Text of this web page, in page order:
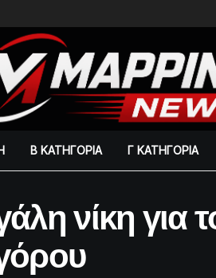
Β ΚΑΤΗΓΟΡΙΑ Γ ΚΑΤΗΓΟΡΙΑ
νίκη για